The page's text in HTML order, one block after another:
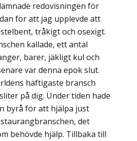
redovisningen för
för att jag upplevde att
tråkigt och osexigt.
kallade, ett antal
barer, jäkligt kul och
var denna epok slut.
häftigaste bransch
på dig. Under tiden hade
byrå för att hjälpa just
det
behövde hjälp. Tillbaka till